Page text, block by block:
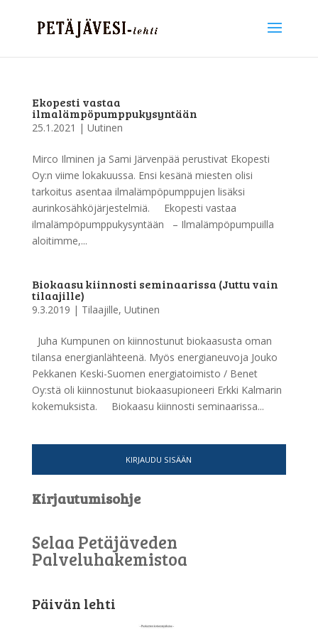
Ekopesti vastaa
ilmalämpöpumppukysyntään
25.1.2021 | Uutinen
Mirco Ilminen ja Sami Järvenpää perustivat Ekopesti
Oy:n viime lokakuussa. Ensi kesänä miesten olisi
tarkoitus asentaa ilmalämpöpumppujen lisäksi
aurinkosähköjärjestelmiä. Ekopesti vastaa
ilmalämpöpumppukysyntään – Ilmalämpöpumpuilla
aloitimme,...
Biokaasu kiinnosti seminaarissa (Juttu vain
tilaajille)
9.3.2019 | Tilaajille, Uutinen
Juha Kumpunen on kiinnostunut biokaasusta oman
tilansa energianlähteenä. Myös energianeuvoja Jouko
Pekkanen Keski-Suomen energiatoimisto / Benet
Oy:stä oli kiinnostunut biokaasupioneeri Erkki Kalmarin
kokemuksista. Biokaasu kiinnosti seminaarissa...
KIRJAUDU SISÄÄN
Kirjautumisohje
Selaa Petäjäveden
Palveluhakemistoa
Päivän lehti